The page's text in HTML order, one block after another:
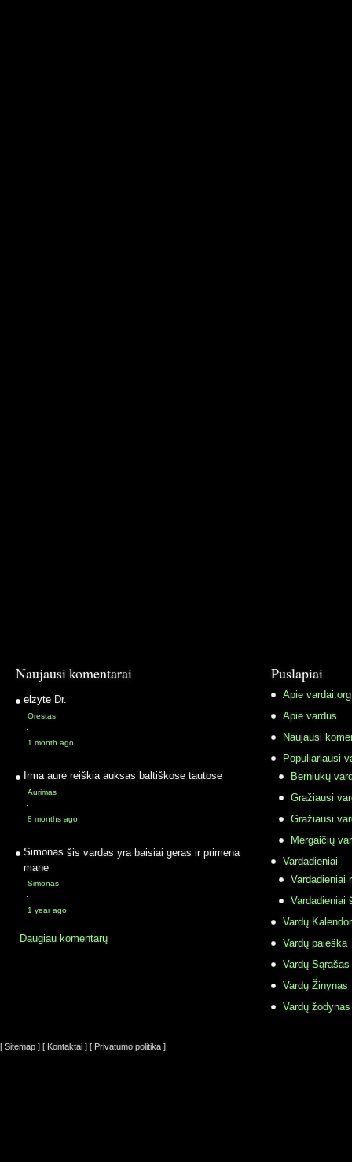
Naujausi komentarai
elzyte Dr.
Orestas
·
1 month ago
Irma aurė reiškia auksas baltiškose tautose
Aurimas
·
8 months ago
Simonas šis vardas yra baisiai geras ir primena
mane
Simonas
·
1 year ago
Daugiau komentarų
Puslapiai
Apie vardai.org
Apie vardus
Naujausi
Populiariausi
Berniukų
Gražiausi
Gražiausi
Mergaičių
Vardadieniai
Vardadieniai
Vardadieniai
Vardų
Vardų paieška
Vardų Sąrašas
Vardų Žinynas
Vardų
[ Sitemap ] [ Kontaktai ] [ Privatumo politika ]